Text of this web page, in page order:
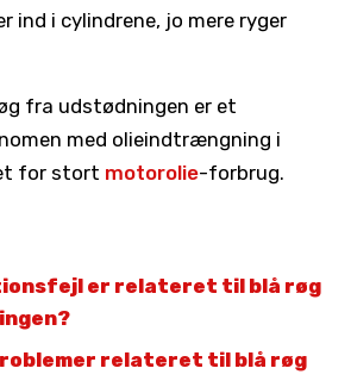
ind i cylindrene, jo mere ryger
fra udstødningen er et
med olieindtrængning i
for stort motorolie-forbrug.
er relateret til blå røg
relateret til blå røg